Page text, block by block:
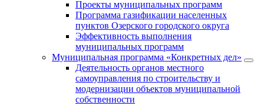
Проекты муниципальных программ
Программа газификации населенных
пунктов Озерского городского округа
Эффективность выполнения
муниципальных программ
Муниципальная программа «Конкретных дел»
Деятельность органов местного
самоуправления по строительству и
модернизации объектов муниципальной
собственности